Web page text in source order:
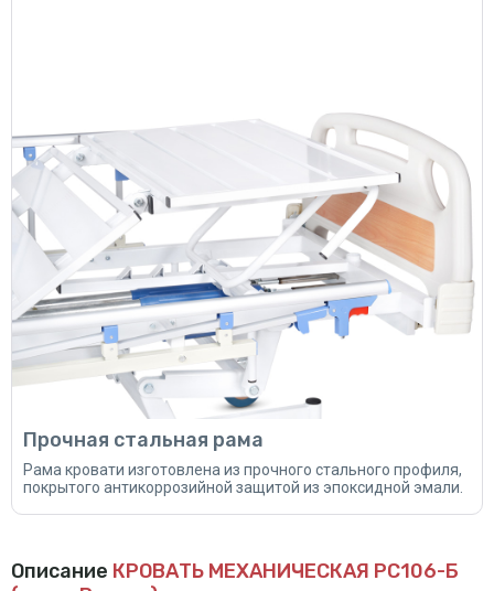
Прочная стальная рама
Рама кровати изготовлена из прочного стального профиля,
покрытого антикоррозийной защитой из эпоксидной эмали.
Описание КРОВАТЬ МЕХАНИЧЕСКАЯ РС106-Б